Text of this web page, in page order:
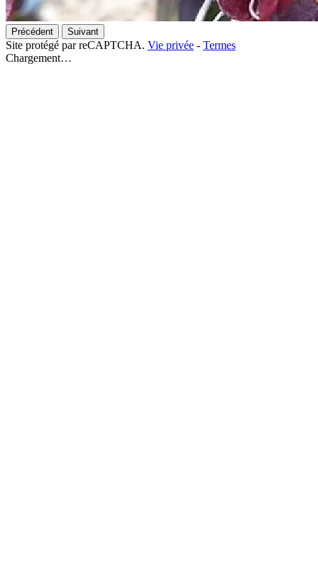
Précédent Suivant
Site protégé par reCAPTCHA. Vie privée - Termes
Chargement…